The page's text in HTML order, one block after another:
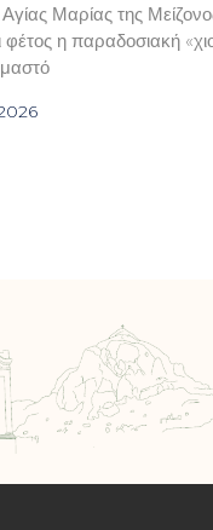
Αγίας Μαρίας της
φέτος η παραδοσιακή